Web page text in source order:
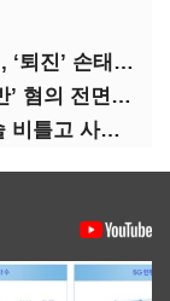
우리은행 ‘라임 징계’ 소송 변호사비, ‘퇴진’ 손태승 회장 개인이 납부하나
(영상)이재명, ‘배임·부패방지법 위반’ 혐의 전면 반박(종합)
이재명 “검찰, 이미 기소 결정…진술 비틀고 사건 조작에 악용”